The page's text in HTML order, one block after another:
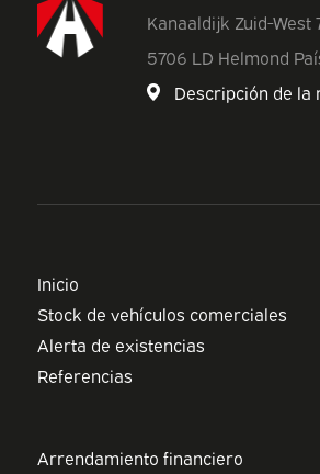
Kanaaldijk Zuid-West
5706 LD Helmond
Descripción de la
Inicio
Stock de vehículos comerciales
Alerta de existencias
Referencias
Arrendamiento financiero